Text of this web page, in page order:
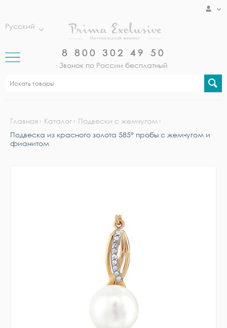
Русский
8 800 302 49 50
Звонок по России бесплатный
Главная Каталог
Подвески с жемчугом
Подвеска из красного золота 585° пробы с жемчугом и
фианитом